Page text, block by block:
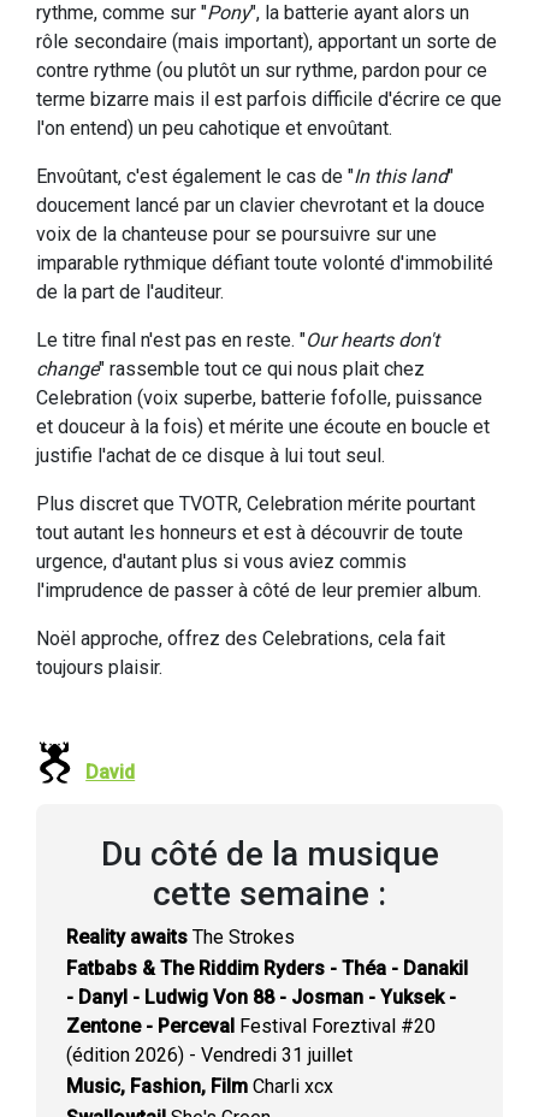
rythme, comme sur "Pony", la batterie ayant alors un
rôle secondaire (mais important), apportant un sorte de
contre rythme (ou plutôt un sur rythme, pardon pour ce
terme bizarre mais il est parfois difficile d'écrire ce que
l'on entend) un peu cahotique et envoûtant.
Envoûtant, c'est également le cas de "In this land"
doucement lancé par un clavier chevrotant et la douce
voix de la chanteuse pour se poursuivre sur une
imparable rythmique défiant toute volonté d'immobilité
de la part de l'auditeur.
Le titre final n'est pas en reste. "Our hearts don't
change" rassemble tout ce qui nous plait chez
Celebration (voix superbe, batterie fofolle, puissance
et douceur à la fois) et mérite une écoute en boucle et
justifie l'achat de ce disque à lui tout seul.
Plus discret que TVOTR, Celebration mérite pourtant
tout autant les honneurs et est à découvrir de toute
urgence, d'autant plus si vous aviez commis
l'imprudence de passer à côté de leur premier album.
Noël approche, offrez des Celebrations, cela fait
toujours plaisir.
David
Du côté de la musique
cette semaine :
Reality awaits The Strokes
Fatbabs & The Riddim Ryders - Théa - Danakil
- Danyl - Ludwig Von 88 - Josman - Yuksek -
Zentone - Perceval Festival Foreztival #20
(édition 2026) - Vendredi 31 juillet
Music, Fashion, Film Charli xcx